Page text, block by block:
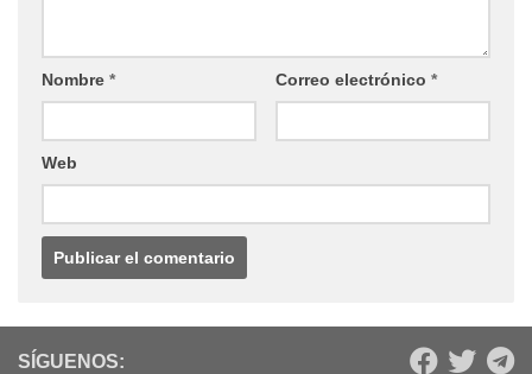
Nombre * Correo electrónico *
Web
SÍGUENOS: